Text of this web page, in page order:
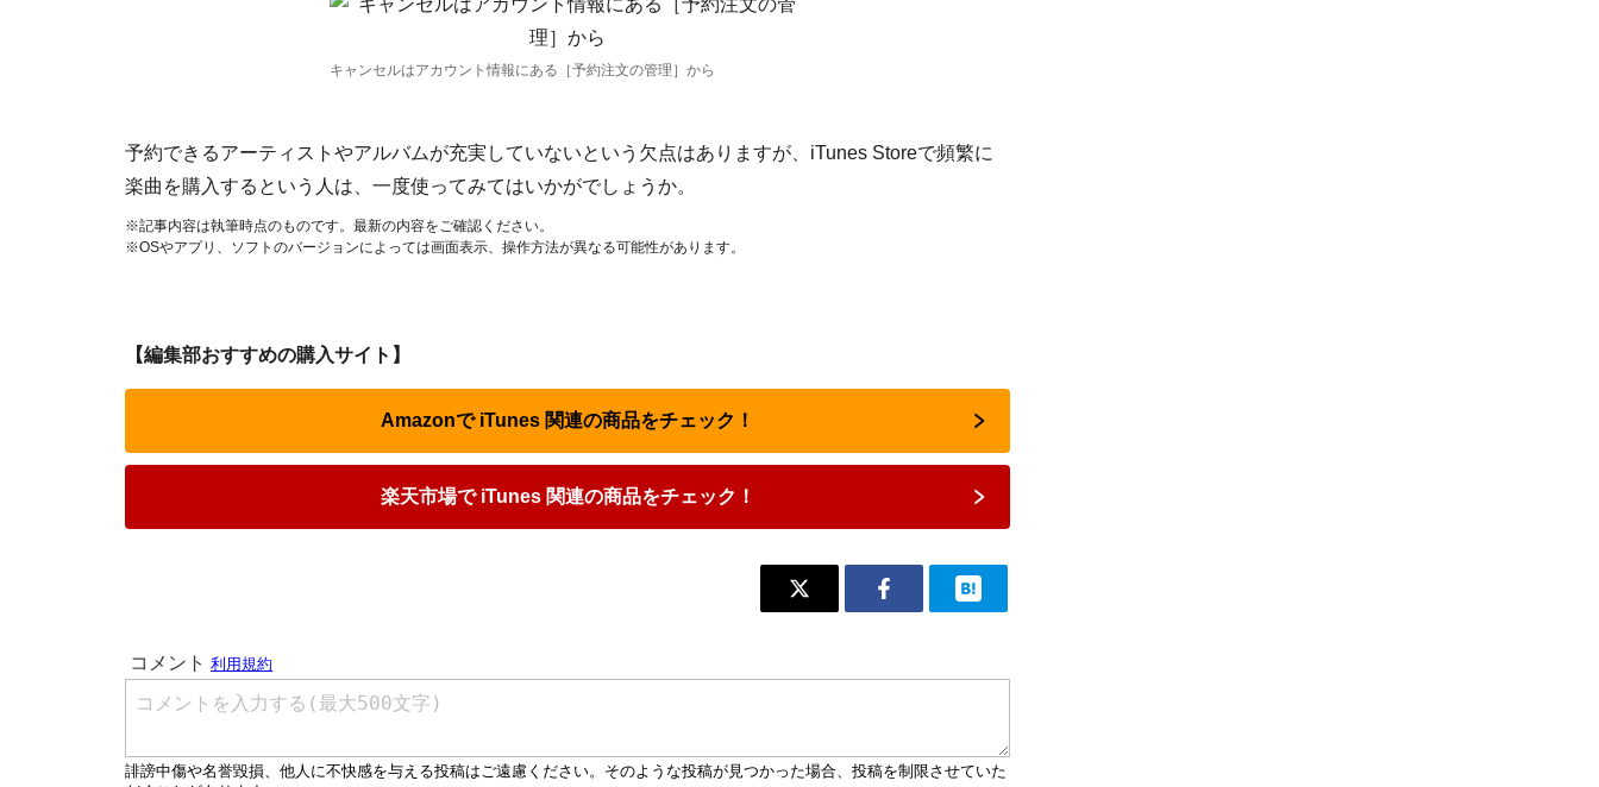
キャンセルはアカウント情報にある［予約注文の管理］から
予約できるアーティストやアルバムが充実していないという欠点はありますが、iTunes Storeで頻繁に
楽曲を購入するという人は、一度使ってみてはいかがでしょうか。
※記事内容は執筆時点のものです。最新の内容をご確認ください。
※OSやアプリ、ソフトのバージョンによっては画面表示、操作方法が異なる可能性があります。
【編集部おすすめの購入サイト】
Amazonで iTunes 関連の商品をチェック！
楽天市場で iTunes 関連の商品をチェック！